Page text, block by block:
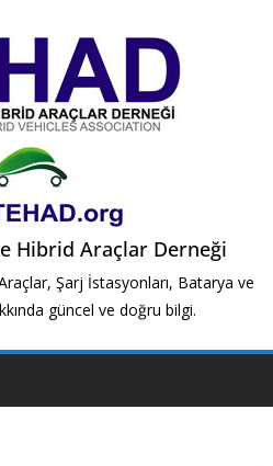
Hibrid Araçlar Derneği
Şarj İstasyonları, Batarya ve
güncel ve doğru bilgi.